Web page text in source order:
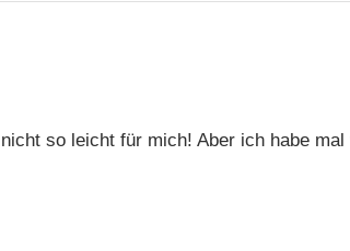
so leicht für mich! Aber ich habe